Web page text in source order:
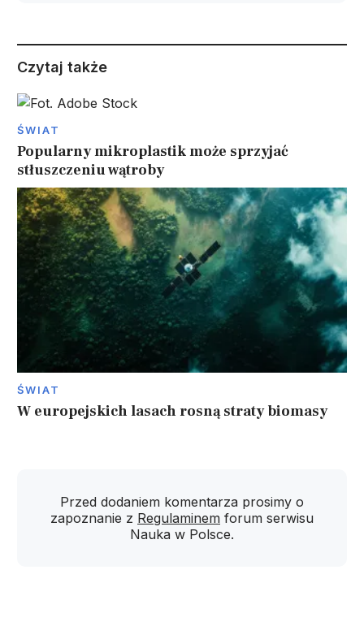
Czytaj także
ŚWIAT
Popularny mikroplastik może sprzyjać
stłuszczeniu wątroby
ŚWIAT
W europejskich lasach rosną straty biomasy
Przed dodaniem komentarza prosimy o
zapoznanie z Regulaminem forum serwisu
Nauka w Polsce.